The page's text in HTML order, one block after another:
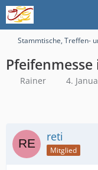
Stammtische, Treffen-
Rainer 4.
reti
Mitglied